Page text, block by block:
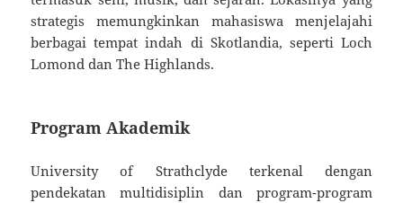
strategis memungkinkan mahasiswa menjelajahi
berbagai tempat indah di Skotlandia, seperti Loch
Lomond dan The Highlands.
Program Akademik
University of Strathclyde terkenal dengan
pendekatan multidisiplin dan program-program